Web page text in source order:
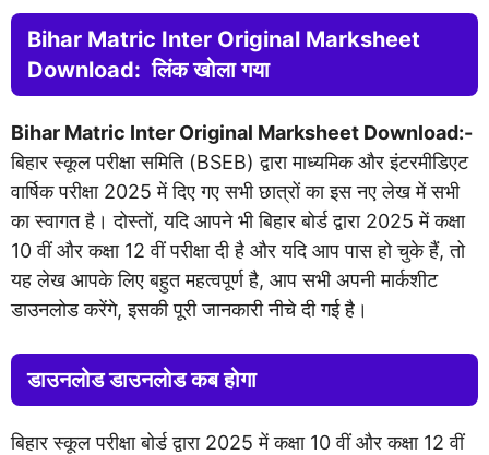
Bihar Matric Inter Original Marksheet
Download: लिंक खोला गया
Bihar Matric Inter Original Marksheet Download:-
बिहार स्कूल परीक्षा समिति (BSEB) द्वारा माध्यमिक और इंटरमीडिएट
वार्षिक परीक्षा 2025 में दिए गए सभी छात्रों का इस नए लेख में सभी
का स्वागत है। दोस्तों, यदि आपने भी बिहार बोर्ड द्वारा 2025 में कक्षा
10 वीं और कक्षा 12 वीं परीक्षा दी है और यदि आप पास हो चुके हैं, तो
यह लेख आपके लिए बहुत महत्वपूर्ण है, आप सभी अपनी मार्कशीट
डाउनलोड करेंगे, इसकी पूरी जानकारी नीचे दी गई है।
डाउनलोड डाउनलोड कब होगा
बिहार स्कूल परीक्षा बोर्ड द्वारा 2025 में कक्षा 10 वीं और कक्षा 12 वीं